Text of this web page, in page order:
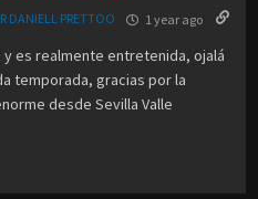
DANIELL PRETTOO 1 year ago
es realmente entretenida, ojalá
temporada, gracias por la
desde Sevilla Valle